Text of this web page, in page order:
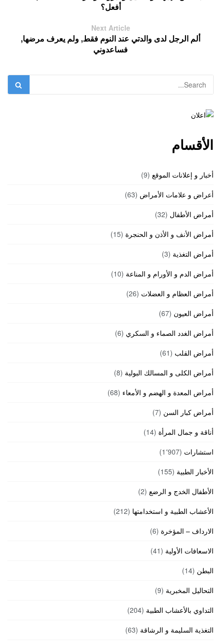
أفعل؟
Next Article
ألم الرجل لدى والدتي عند النوم فقط, ولم يعرف مرضها,
فساعدوني
الأقسام
أخبار و إعلانات الموقع (9)
أعراض و علامات الأمراض (63)
أمراض الأطفال (32)
أمراض الأنف و الأذن و الحنجرة (15)
أمراض التغذية (3)
أمراض الدم و الأورام و المناعة (10)
أمراض العظام و العضلات (26)
أمراض العيون (67)
أمراض الغدد الصماء و السكري (6)
أمراض القلب (61)
أمراض الكلى و المسالك البولية (8)
أمراض المعدة و الهضم و الأمعاء (68)
أمراض كبار السن (7)
أناقة و جمال المرأة (14)
استشارات (1٬907)
الأخبار الطبية (155)
الأطفال الخدج و الرضع (2)
الأعشاب الطبية و استخدامتها (212)
الارداف – المؤخرة (6)
الاسعافات الأولية (41)
البطن (14)
التحاليل المخبرية (9)
التداوي بالأعشاب الطبية (204)
التغذية السليمة و الرشاقة (63)